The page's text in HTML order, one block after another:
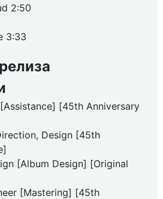
2:50
3:33
[45th Anniversary
Design [45th
[Album Design] [Original
[Mastering] [45th